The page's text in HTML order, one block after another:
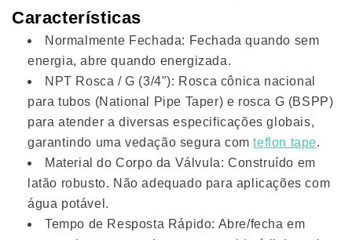
Características
Normalmente Fechada: Fechada quando sem
energia, abre quando energizada.
NPT Rosca / G (3/4"): Rosca cônica nacional
para tubos (National Pipe Taper) e rosca G (BSPP)
para atender a diversas especificações globais,
garantindo uma vedação segura comteflon tape.
Material do Corpo da Válvula: Construído em
latão robusto. Não adequado para aplicações com
água potável.
Tempo de Resposta Rápido: Abre/fecha em